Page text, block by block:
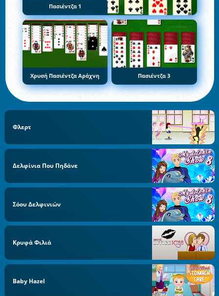
Πασιέντζα 1
Χρυσή Πασιέντζα Αράχνη Πασιέντζα 3
Φλερτ
Δελφίνια Που Πηδάνε
Σόου Δελφινιών
Κρυφά Φιλιά
Baby Hazel